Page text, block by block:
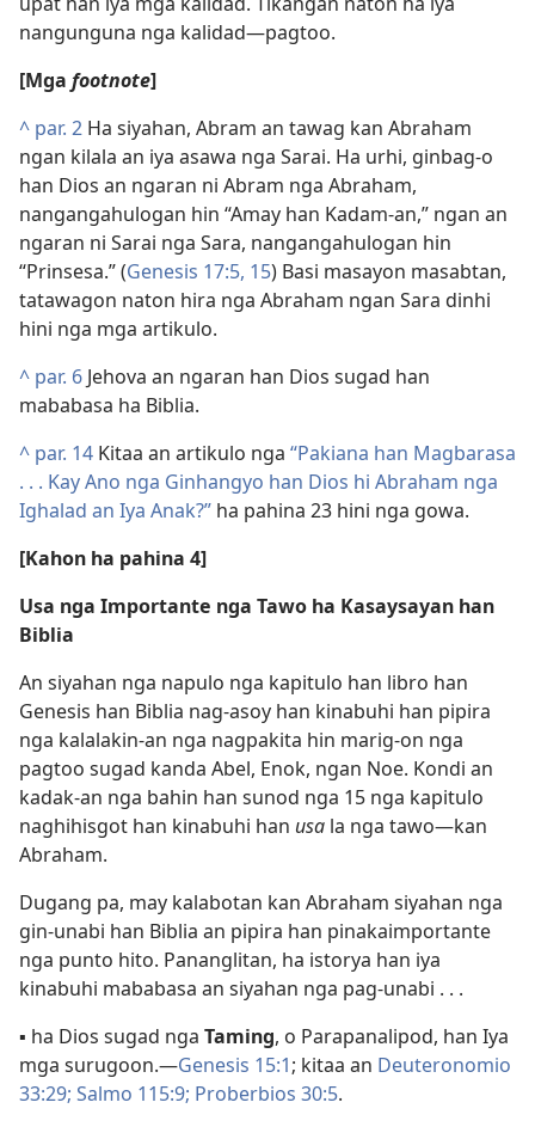
nangunguna nga kalidad—pagtoo.
[Mga footnote]
^ par. 2 Ha siyahan, Abram an tawag kan Abraham
ngan kilala an iya asawa nga Sarai. Ha urhi, ginbag-o
han Dios an ngaran ni Abram nga Abraham,
nangangahulogan hin “Amay han Kadam-an,” ngan an
ngaran ni Sarai nga Sara, nangangahulogan hin
“Prinsesa.” (Genesis 17:5, 15) Basi masayon masabtan,
tatawagon naton hira nga Abraham ngan Sara dinhi
hini nga mga artikulo.
^ par. 6 Jehova an ngaran han Dios sugad han
mababasa ha Biblia.
^ par. 14 Kitaa an artikulo nga “Pakiana han Magbarasa
. . . Kay Ano nga Ginhangyo han Dios hi Abraham nga
Ighalad an Iya Anak?” ha pahina 23 hini nga gowa.
[Kahon ha pahina 4]
Usa nga Importante nga Tawo ha Kasaysayan han
Biblia
An siyahan nga napulo nga kapitulo han libro han
Genesis han Biblia nag-asoy han kinabuhi han pipira
nga kalalakin-an nga nagpakita hin marig-on nga
pagtoo sugad kanda Abel, Enok, ngan Noe. Kondi an
kadak-an nga bahin han sunod nga 15 nga kapitulo
naghihisgot han kinabuhi han usa la nga tawo—kan
Abraham.
Dugang pa, may kalabotan kan Abraham siyahan nga
gin-unabi han Biblia an pipira han pinakaimportante
nga punto hito. Pananglitan, ha istorya han iya
kinabuhi mababasa an siyahan nga pag-unabi . . .
▪ ha Dios sugad nga Taming, o Parapanalipod, han Iya
mga surugoon.—Genesis 15:1; kitaa an Deuteronomio
33:29; Salmo 115:9; Proberbios 30:5.